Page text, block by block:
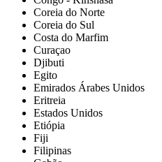
Coreia do Norte
Coreia do Sul
Costa do Marfim
Curaçao
Djibuti
Egito
Emirados Árabes Unidos
Eritreia
Estados Unidos
Etiópia
Fiji
Filipinas